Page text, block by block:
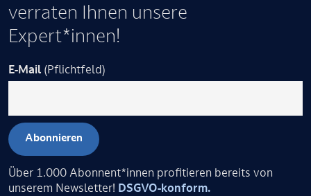
verraten Ihnen unsere
Expert*innen!
E-Mail (Pflichtfeld)
Über 1.000 Abonnent*innen profitieren bereits von
unserem Newsletter! DSGVO-konform.